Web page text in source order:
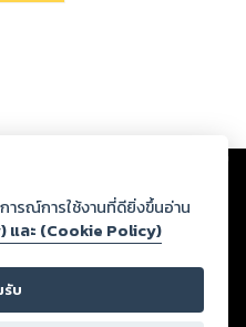
ต์และปรากฏว่าละเมิดสิทธิใน
กฎหมายและศีลธรรม ดังนั้น ผู้อ่าน
งด้วยตนเอง และหากท่านพบว่าส่วน
าแจ้งมายังบริษัท เพื่อทีมงานจะได้
สงวนลิขสิทธิ์ตามพระราชบัญญัติ
ารณ์การใช้งานที่ดียิ่งขึ้นอ่าน
และ (Cookie Policy)
บ